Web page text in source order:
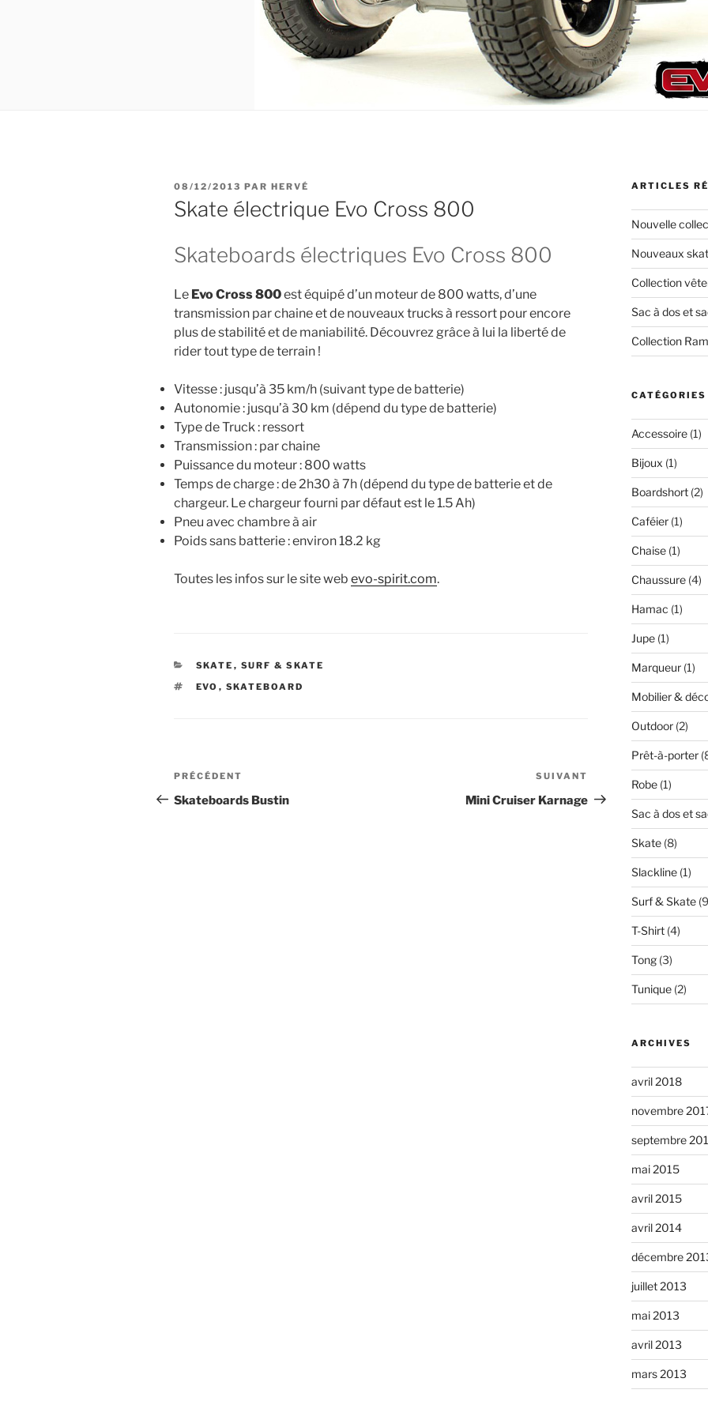
PUBLIÉ
LE
08/12/2013 PAR HERVÉ
Skate électrique Evo Cross 800
Skateboards électriques Evo Cross 800
Le Evo Cross 800est équipé d’un moteur de 800 watts, d’une
transmission par chaine et de nouveaux trucks à ressort pour encore
plus de stabilité et de maniabilité. Découvrez grâce à lui la liberté de
rider tout type de terrain !
Vitesse : jusqu’à 35 km/h (suivant type de batterie)
Autonomie : jusqu’à 30 km (dépend du type de batterie)
Type de Truck : ressort
Transmission : par chaine
Puissance du moteur : 800 watts
Temps de charge : de 2h30 à 7h (dépend du type de batterie et de
chargeur. Le chargeur fourni par défaut est le 1.5 Ah)
Pneu avec chambre à air
Poids sans batterie : environ 18.2 kg
Toutes les infos sur le site web evo-spirit.com.
CATÉGORIES
SKATE , SURF & SKATE
ÉTIQUETTES
EVO , SKATEBOARD
Navigation
de
Article
précédent
PRÉCÉDENT
Skateboards Bustin
suivant
SUIVANT
Mini Cruiser Karnage
ARTICLES
Nouvelle
Nouveaux
Collection
Sac à dos et
Collection
CATÉGORIES
Accessoire(1)
Bijoux (1)
Boardshort(2)
Caféier(1)
Chaise(1)
Chaussure(4)
Hamac (1)
Jupe(1)
Marqueur(1)
Mobilier &
Outdoor(2)
Prêt-à-porter
Robe(1)
Sac à dos et
Skate(8)
Slackline(1)
Surf & Skate
T-Shirt(4)
Tong(3)
Tunique(2)
ARCHIVES
avril 2018
novembre
septembre
mai 2015
avril 2015
avril 2014
décembre
juillet 2013
mai 2013
avril 2013
mars 2013